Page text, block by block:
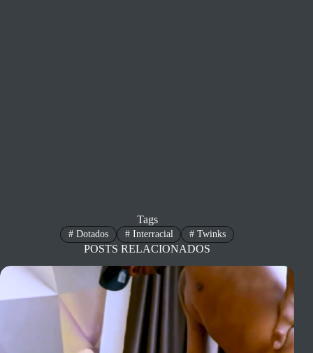
Tags
#Dotados #Interracial # Twinks
POSTS RELACIONADOS